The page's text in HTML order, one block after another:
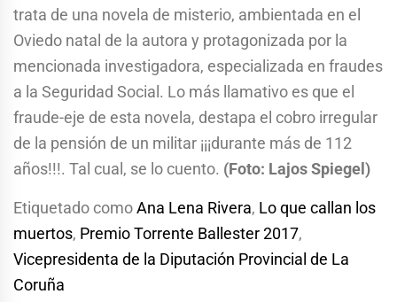
trata de una novela de misterio, ambientada en el
Oviedo natal de la autora y protagonizada por la
mencionada investigadora, especializada en fraudes
a la Seguridad Social. Lo más llamativo es que el
fraude-eje de esta novela, destapa el cobro irregular
de la pensión de un militar ¡¡¡durante más de 112
años!!!. Tal cual, se lo cuento. (Foto: Lajos Spiegel)
Etiquetado comoAna Lena Rivera, Lo que callan los
muertos, Premio Torrente Ballester 2017,
Vicepresidenta de la Diputación Provincial de La
Coruña